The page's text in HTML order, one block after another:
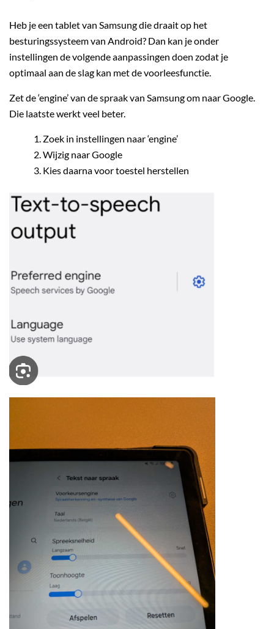
Heb je een tablet van Samsung die draait op het
besturingssysteem van Android? Dan kan je onder
instellingen de volgende aanpassingen doen zodat je
optimaal aan de slag kan met de voorleesfunctie.
Zet de ‘engine’ van de spraak van Samsung om naar Google.
Die laatste werkt veel beter.
Zoek in instellingen naar ‘engine’
Wijzig naar Google
Kies daarna voor toestel herstellen